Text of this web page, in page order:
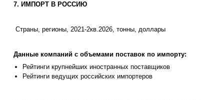
7. ИМПОРТ В РОССИЮ
Страны, регионы, 2021-2кв.2026, тонны, доллары
Данные компаний с объемами поставок по импорту:
Рейтинги крупнейших иностранных поставщиков
Рейтинги ведущих российских импортеров